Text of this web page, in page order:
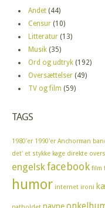
Andet (44)
Censur (10)
Litteratur (13)
Musik (35)
Ord og udtryk (192)
Oversættelser (49)
TV og film (59)
TAGS
1980'er 1990'er Anchorman
det' et stykke kage direkte
engelskfacebook film
humor internet ironi
navne